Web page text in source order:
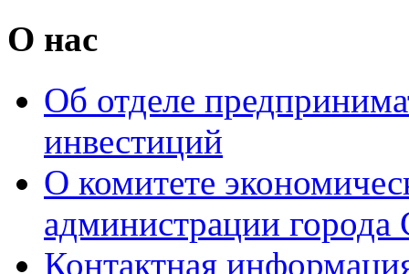
О нас
Об отделе
инвестиций
О комитете
администрации города
Контактная